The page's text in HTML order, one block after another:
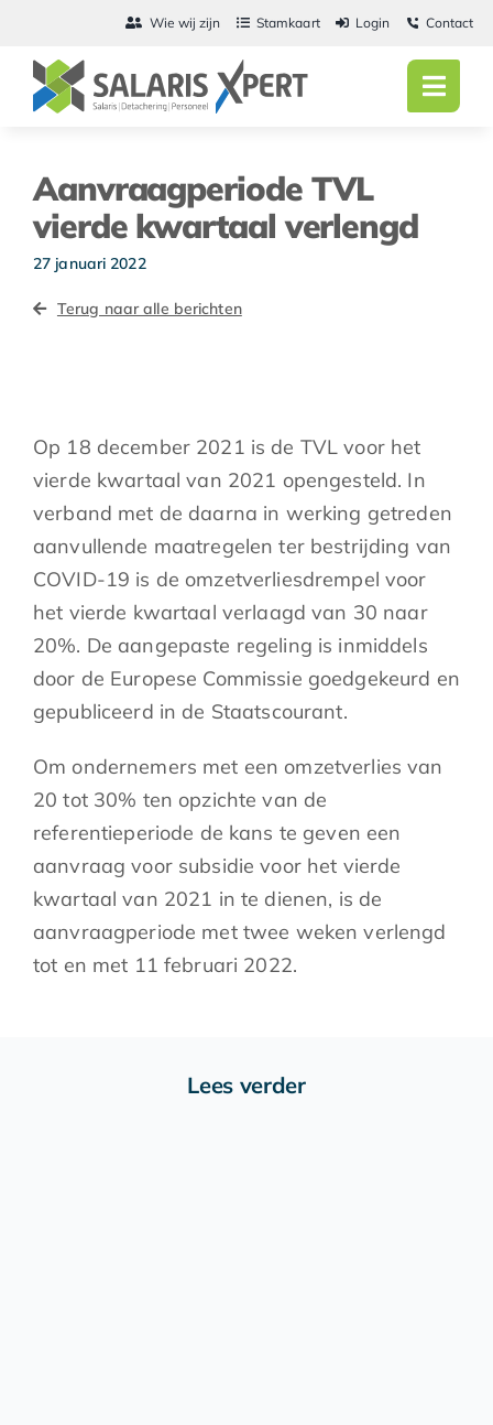
inhoud
Wie wij zijn Stamkaart Login Contact
Actueel
Aanvraagperiode TVL
vierde kwartaal verlengd
27 januari 2022
Terug naar alle berichten
Op 18 december 2021 is de TVL voor het
vierde kwartaal van 2021 opengesteld. In
verband met de daarna in werking getreden
aanvullende maatregelen ter bestrijding van
COVID-19 is de omzetverliesdrempel voor
het vierde kwartaal verlaagd van 30 naar
20%. De aangepaste regeling is inmiddels
door de Europese Commissie goedgekeurd en
gepubliceerd in de Staatscourant.
Om ondernemers met een omzetverlies van
20 tot 30% ten opzichte van de
referentieperiode de kans te geven een
aanvraag voor subsidie voor het vierde
kwartaal van 2021 in te dienen, is de
aanvraagperiode met twee weken verlengd
tot en met 11 februari 2022.
Lees verder